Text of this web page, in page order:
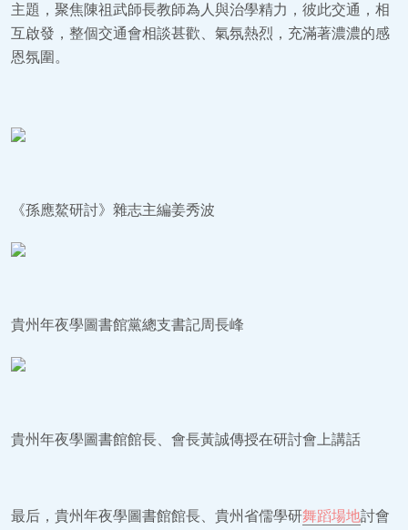
主題，聚焦陳祖武師長教師為人與治學精力，彼此交通，相
互啟發，整個交通會相談甚歡、氣氛熱烈，充滿著濃濃的感
恩氛圍。
《孫應鰲研討》雜志主編姜秀波
貴州年夜學圖書館黨總支書記周長峰
貴州年夜學圖書館館長、會長黃誠傳授在研討會上講話
最后，貴州年夜學圖書館館長、貴州省儒學研舞蹈場地討會